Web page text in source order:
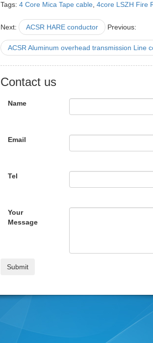
Tags: 4 Core Mica Tape cable 4core LSZH Fire
Next: ACSR HARE conductor Previous:
ACSR Aluminum overhead transmission Line
Contact us
Name
Email
Tel
Your
Message